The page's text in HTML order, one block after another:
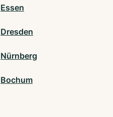
Essen
Dresden
Nürnberg
Bochum